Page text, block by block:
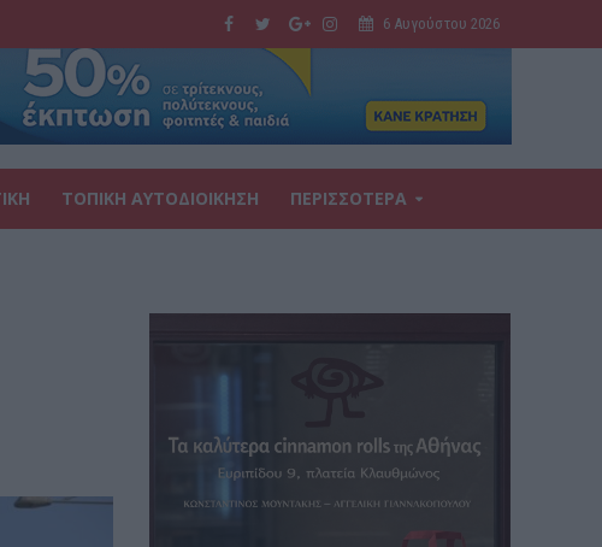
6 Αυγούστου 2026
ΤΟΠΙΚΗ ΑΥΤΟΔΙΟΙΚΗΣΗ ΠΕΡΙΣΣΟΤΕΡΑ